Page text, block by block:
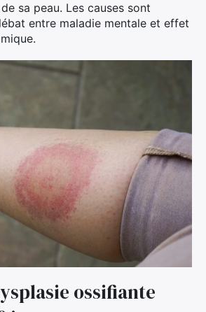
sa peau. Les causes sont
entre maladie mentale et effet
ossifiante